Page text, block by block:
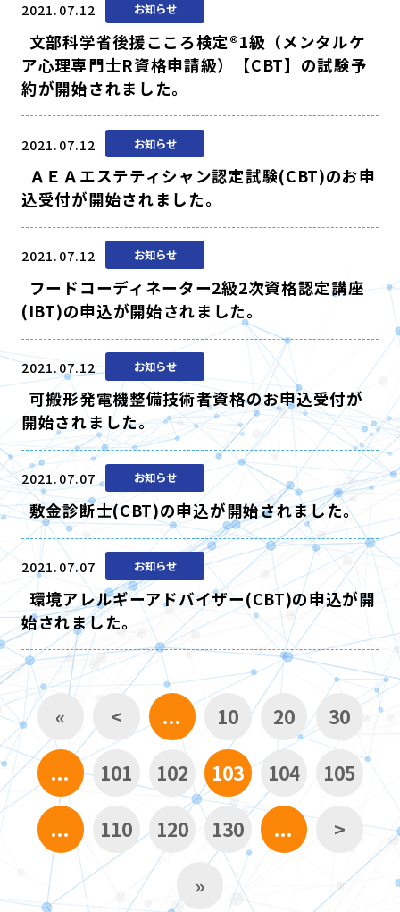
2021.07.12 お知らせ
文部科学省後援こころ検定®1級（メンタルケ
ア心理専門士R資格申請級）【CBT】の試験予
約が開始されました。
2021.07.12 お知らせ
ＡＥＡエステティシャン認定試験(CBT)のお申
込受付が開始されました。
2021.07.12 お知らせ
フードコーディネーター2級2次資格認定講座
(IBT)の申込が開始されました。
2021.07.12 お知らせ
可搬形発電機整備技術者資格のお申込受付が
開始されました。
2021.07.07 お知らせ
敷金診断士(CBT)の申込が開始されました。
2021.07.07 お知らせ
環境アレルギーアドバイザー(CBT)の申込が開
始されました。
« < ... 10 20 30
... 101 102 103 104 105
... 110 120 130 ... >
»